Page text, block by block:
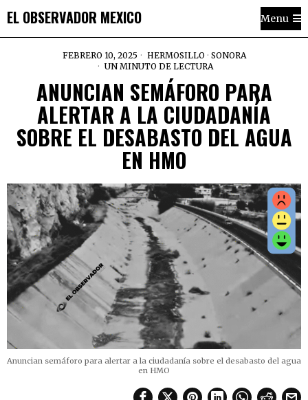
EL OBSERVADOR MEXICO Menu
FEBRERO 10, 2025 HERMOSILLO · SONORA
UN MINUTO DE LECTURA
ANUNCIAN SEMÁFORO PARA
ALERTAR A LA CIUDADANÍA
SOBRE EL DESABASTO DEL AGUA
EN HMO
Anuncian semáforo para alertar a la ciudadanía sobre el desabasto del agua
en HMO